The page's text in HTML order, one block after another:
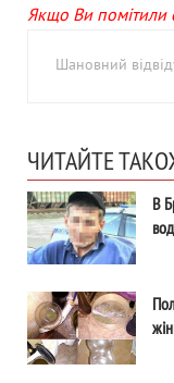
Якщо Ви помітили
Шановний
ЧИТАЙТЕ
В